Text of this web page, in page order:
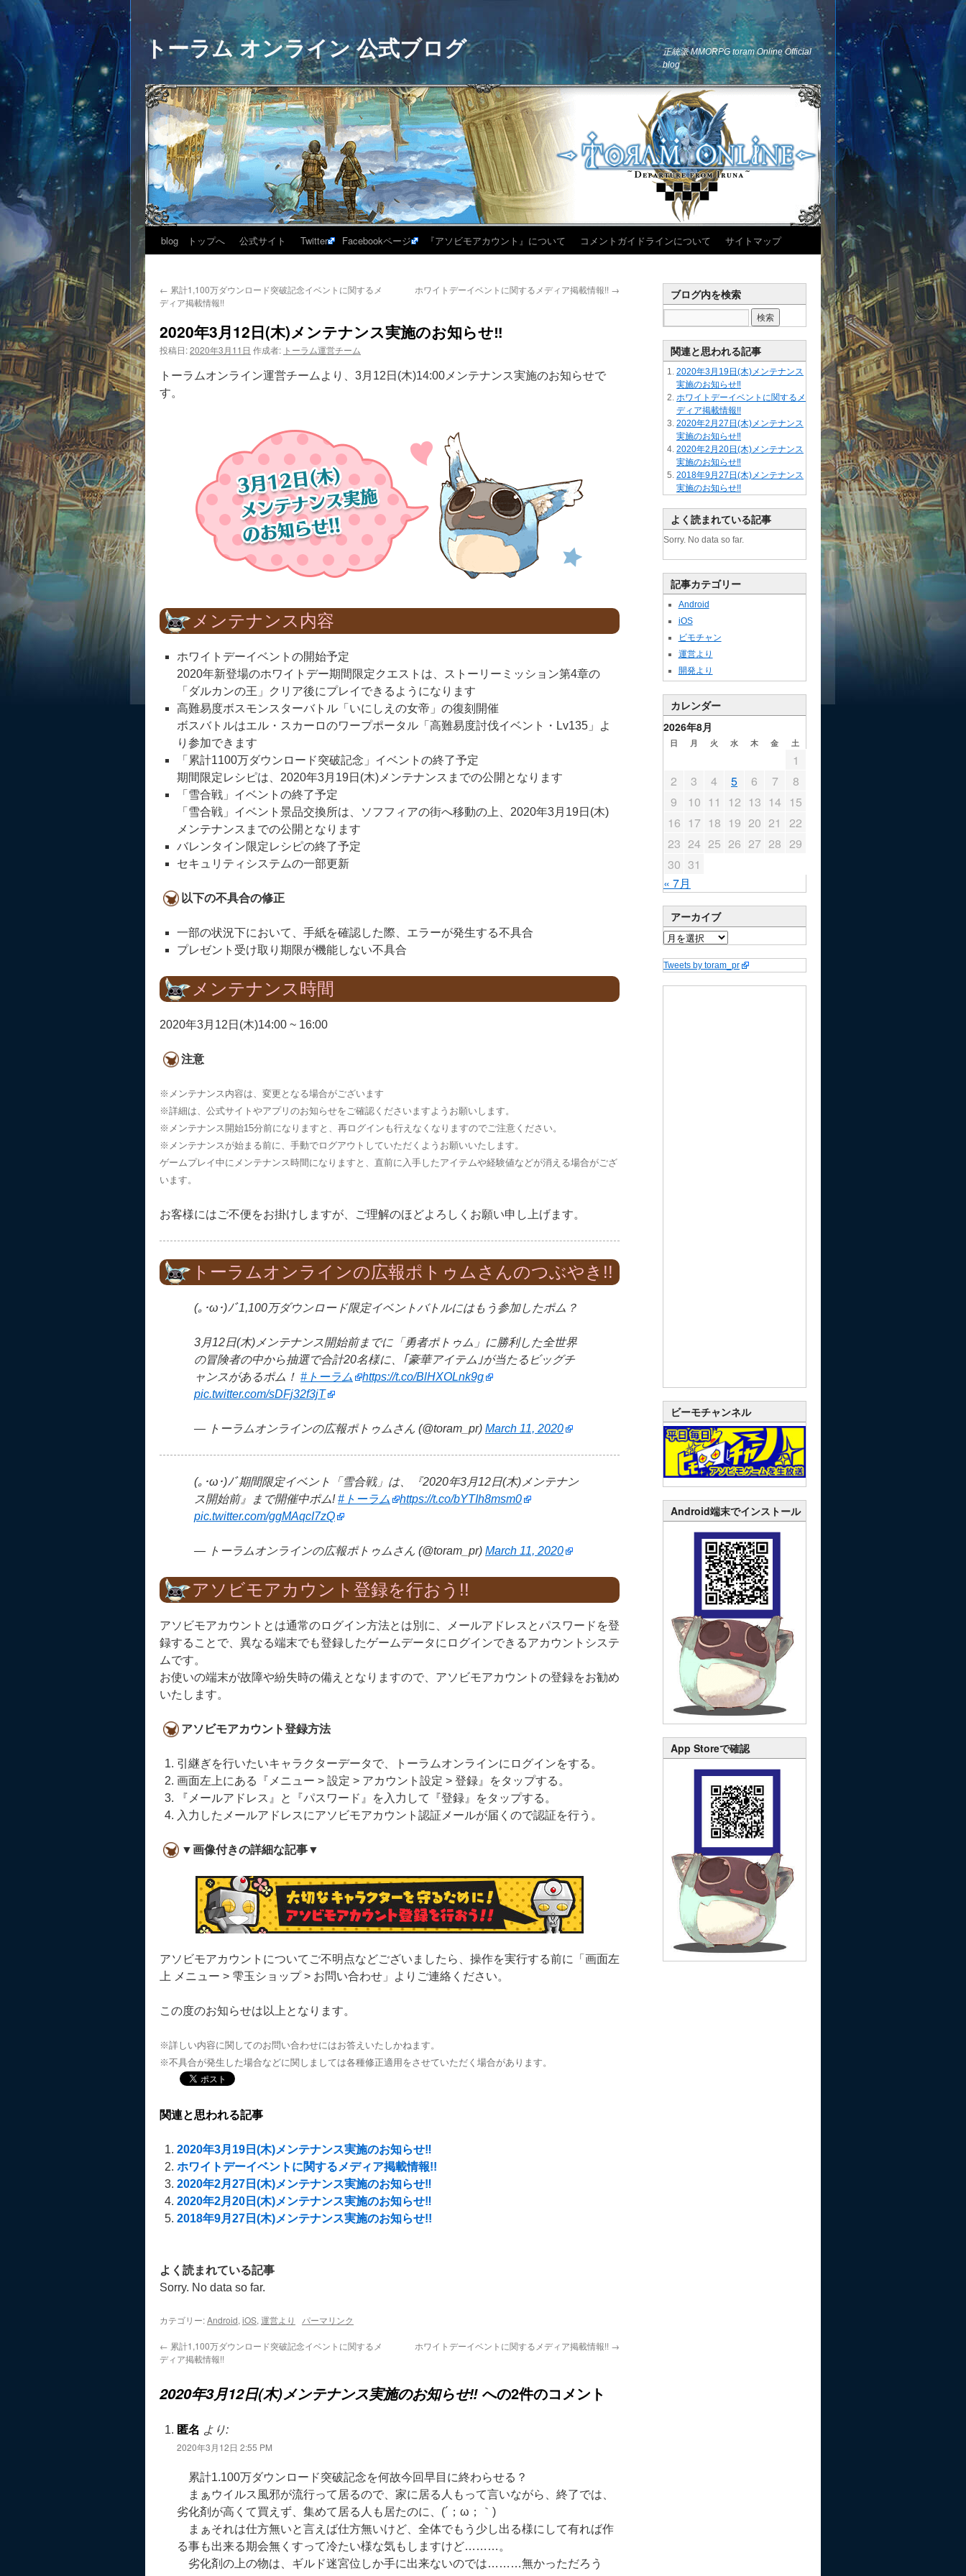
トーラム オンライン 公式ブログ
正統派 MMORPG toram Online Official
blog
blog トップへ 公式サイト Twitter Facebookページ 『アソビモアカウント』について コメントガイドラインについて サイトマップ
← 累計1,100万ダウンロード突破記念イベントに関するメ
ディア掲載情報!!
ホワイトデーイベントに関するメディア掲載情報!! →
2020年3月12日(木)メンテナンス実施のお知らせ‼
投稿日:2020年3月11日 作成者: トーラム運営チーム
トーラムオンライン運営チームより、3月12日(木)14:00メンテナンス実施のお知らせで
す。
メンテナンス内容
ホワイトデーイベントの開始予定
2020年新登場のホワイトデー期間限定クエストは、ストーリーミッション第4章の
「ダルカンの王」クリア後にプレイできるようになります
高難易度ボスモンスターバトル「いにしえの女帝」の復刻開催
ボスバトルはエル・スカーロのワープポータル「高難易度討伐イベント・Lv135」よ
り参加できます
「累計1100万ダウンロード突破記念」イベントの終了予定
期間限定レシピは、2020年3月19日(木)メンテナンスまでの公開となります
「雪合戦」イベントの終了予定
「雪合戦」イベント景品交換所は、ソフフィアの街へ移動の上、2020年3月19日(木)
メンテナンスまでの公開となります
バレンタイン限定レシピの終了予定
セキュリティシステムの一部更新
以下の不具合の修正
一部の状況下において、手紙を確認した際、エラーが発生する不具合
プレゼント受け取り期限が機能しない不具合
メンテナンス時間
2020年3月12日(木)14:00 ~ 16:00
注意
※メンテナンス内容は、変更となる場合がございます
※詳細は、公式サイトやアプリのお知らせをご確認くださいますようお願いします。
※メンテナンス開始15分前になりますと、再ログインも行えなくなりますのでご注意ください。
※メンテナンスが始まる前に、手動でログアウトしていただくようお願いいたします。
ゲームプレイ中にメンテナンス時間になりますと、直前に入手したアイテムや経験値などが消える場合がござ
います。
お客様にはご不便をお掛けしますが、ご理解のほどよろしくお願い申し上げます。
トーラムオンラインの広報ポトゥムさんのつぶやき!!
(｡･ω･)ﾉﾞ1,100万ダウンロード限定イベントバトルにはもう参加したポム？
3月12日(木)メンテナンス開始前までに「勇者ポトゥム」に勝利した全世界
の冒険者の中から抽選で合計20名様に、｢豪華アイテム｣が当たるビッグチ
ャンスがあるポム！ #トーラム
https://t.co/BlHXOLnk9g
pic.twitter.com/sDFj32f3jT
— トーラムオンラインの広報ポトゥムさん (@toram_pr) March 11, 2020
(｡･ω･)ﾉﾞ期間限定イベント「雪合戦」は、『2020年3月12日(木)メンテナン
ス開始前』まで開催中ポム!#トーラム
https://t.co/bYTIh8msm0
pic.twitter.com/ggMAqcI7zQ
— トーラムオンラインの広報ポトゥムさん (@toram_pr) March 11, 2020
アソビモアカウント登録を行おう!!
アソビモアカウントとは通常のログイン方法とは別に、メールアドレスとパスワードを登
録することで、異なる端末でも登録したゲームデータにログインできるアカウントシステ
ムです。
お使いの端末が故障や紛失時の備えとなりますので、アソビモアカウントの登録をお勧め
いたします。
アソビモアカウント登録方法
引継ぎを行いたいキャラクターデータで、トーラムオンラインにログインをする。
画面左上にある『メニュー > 設定 > アカウント設定 > 登録』をタップする。
『メールアドレス』と『パスワード』を入力して『登録』をタップする。
入力したメールアドレスにアソビモアカウント認証メールが届くので認証を行う。
▼画像付きの詳細な記事▼
アソビモアカウントについてご不明点などございましたら、操作を実行する前に「画面左
上 メニュー > 雫玉ショップ > お問い合わせ」よりご連絡ください。
この度のお知らせは以上となります。
※詳しい内容に関してのお問い合わせにはお答えいたしかねます。
※不具合が発生した場合などに関しましては各種修正適用をさせていただく場合があります。
関連と思われる記事
2020年3月19日(木)メンテナンス実施のお知らせ‼
ホワイトデーイベントに関するメディア掲載情報!!
2020年2月27日(木)メンテナンス実施のお知らせ‼
2020年2月20日(木)メンテナンス実施のお知らせ‼
2018年9月27日(木)メンテナンス実施のお知らせ!!
よく読まれている記事
Sorry. No data so far.
カテゴリー:Android, iOS, 運営より パーマリンク
← 累計1,100万ダウンロード突破記念イベントに関するメ
ディア掲載情報!!
ホワイトデーイベントに関するメディア掲載情報!! →
2020年3月12日(木)メンテナンス実施のお知らせ‼ への2件のコメント
匿名 より:
2020年3月12日 2:55 PM
累計1.100万ダウンロード突破記念を何故今回早目に終わらせる？
まぁウイルス風邪が流行って居るので、家に居る人もって言いながら、終了では、
劣化剤が高くて買えず、集めて居る人も居たのに、(´；ω；｀)
まぁそれは仕方無いと言えば仕方無いけど、全体でもう少し出る様にして有れば作
る事も出来る期会無くすって冷たい様な気もしますけど………。
劣化剤の上の物は、ギルド迷宮位しか手に出来ないのでは………無かっただろう
ブログ内を検索
関連と思われる記事
2020年3月19日(木)メンテナンス
実施のお知らせ‼
ホワイトデーイベントに関するメ
ディア掲載情報!!
2020年2月27日(木)メンテナンス
実施のお知らせ‼
2020年2月20日(木)メンテナンス
実施のお知らせ‼
2018年9月27日(木)メンテナンス
実施のお知らせ!!
よく読まれている記事
Sorry. No data so far.
記事カテゴリー
Android
iOS
ビモチャン
運営より
開発より
カレンダー
2026年8月
日 月 火 水 木 金 土
« 7月
1
2
3 4 5 6 7
8
9
10 11 12 13 14 15
16 17 18 19 20 21
22
23 24 25 26 27 28 29
30 31
アーカイブ
Tweets by toram_pr
ビーモチャンネル
Android端末でインストール
App Storeで確認